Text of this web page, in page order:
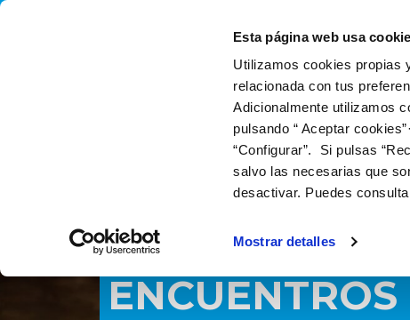
Esta página web usa
Utilizamos cookies propias
relacionada con tus
Adicionalmente utilizamos
pulsando “ Aceptar
“Configurar”. Si pulsas
salvo las necesarias que
desactivar. Puedes
Mostrar detalles